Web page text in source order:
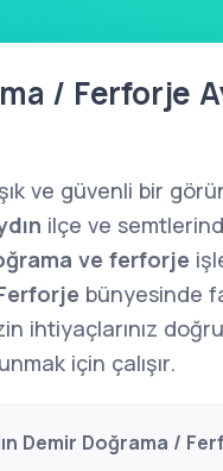
/ Ferforje
ve güvenli bir
ilçe ve
ve ferforje
bünyesinde
ihtiyaçlarınız
için çalışır.
Demir Doğrama /